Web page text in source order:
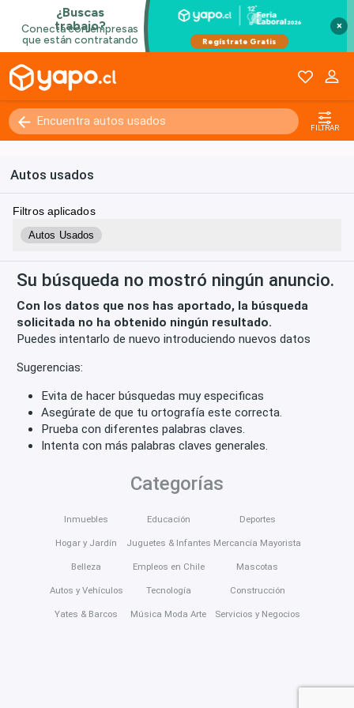
×
FILTRAR
Autos usados
Filtros aplicados
Autos Usados
Su búsqueda no mostró ningún anuncio.
Con los datos que nos has aportado, la búsqueda
solicitada no ha obtenido ningún resultado.
Puedes intentarlo de nuevo introduciendo nuevos datos
Sugerencias:
Evita de hacer búsquedas muy especificas
Asegúrate de que tu ortografía este correcta.
Prueba con diferentes palabras claves.
Intenta con más palabras claves generales.
Categorías
Inmuebles
Hogar y Jardín
Belleza
Autos y Vehículos
Yates & Barcos
Educación
Juguetes & Infantes
Empleos en Chile
Tecnología
Música Moda Arte
Deportes
Mercancía Mayorista
Mascotas
Construcción
Servicios y Negocios
Kilómetros 0 - 250000+